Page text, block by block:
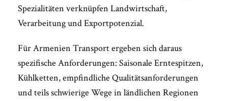
Spezialitäten verknüpfen Landwirtschaft,
Verarbeitung und Exportpotenzial.
Für Armenien Transport ergeben sich daraus
spezifische Anforderungen: Saisonale Erntespitzen,
Kühlketten, empfindliche Qualitätsanforderungen
und teils schwierige Wege in ländlichen Regionen